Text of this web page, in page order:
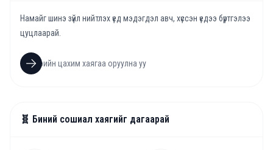
Намайг шинэ зүйл нийтлэх үед мэдэгдэл авч, хүссэн үедээ бүртгэлээ
цуцлаарай.
🧬 Биний сошиал хаягийг дагаарай